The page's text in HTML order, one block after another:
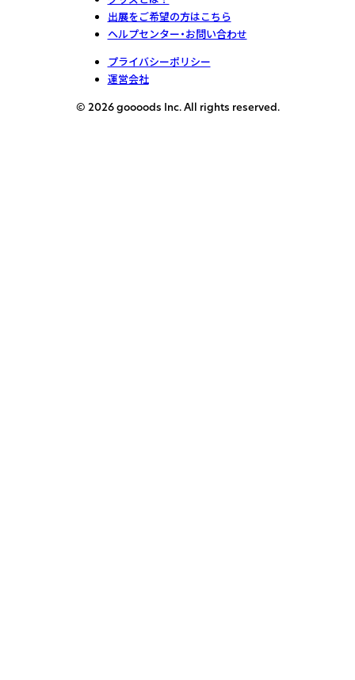
出展をご希望の方はこちら
ヘルプセンター・お問い合わせ
プライバシーポリシー
運営会社
© 2026 goooods Inc. All rights reserved.